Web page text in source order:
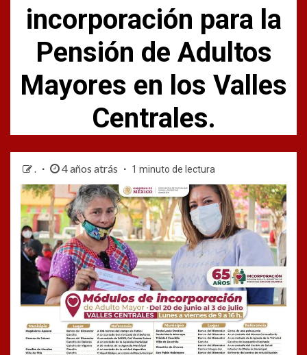
incorporación para la
Pensión de Adultos
Mayores en los Valles
Centrales.
. 4 años atrás 1 minuto de lectura